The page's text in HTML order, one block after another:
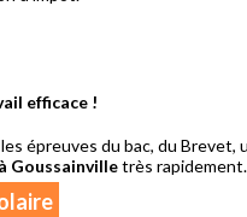
efficace !
épreuves du bac, du Brevet,
Goussainvilletrès rapidement.